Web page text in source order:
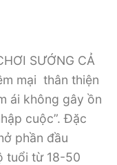
SƯỚNG CẢ
mại thân thiện
ái không gây ồn
cuộc”. Đặc
phần đầu
tuổi từ 18-50